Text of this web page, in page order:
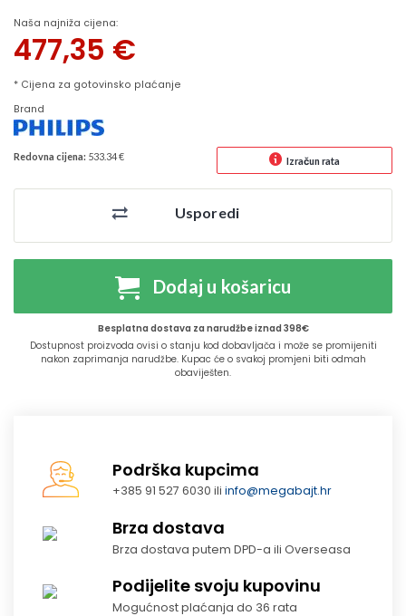
Naša najniža cijena:
477,35 €
* Cijena za gotovinsko plaćanje
Brand
Redovna cijena: 533.34 € Izračun rata
Usporedi
Dodaj u košaricu
Besplatna dostava za narudžbe iznad 398€
Dostupnost proizvoda ovisi o stanju kod dobavljača i može se promijeniti
nakon zaprimanja narudžbe. Kupac će o svakoj promjeni biti odmah
obaviješten.
Podrška kupcima
+385 91 527 6030 iliinfo@megabajt.hr
Brza dostava
Brza dostava putem DPD-a ili Overseasa
Podijelite svoju kupovinu
Mogućnost plaćanja do 36 rata